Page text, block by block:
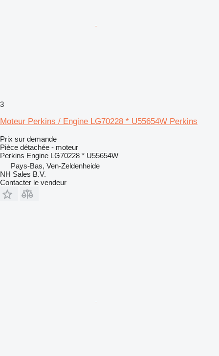
3
Moteur Perkins / Engine LG70228 * U55654W Perkins
Prix sur demande
Pièce détachée - moteur
Perkins Engine LG70228 * U55654W
Pays-Bas, Ven-Zeldenheide
NH Sales B.V.
Contacter le vendeur